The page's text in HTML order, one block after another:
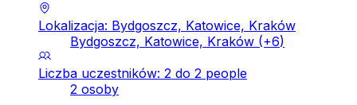
Lokalizacja: Bydgoszcz, Katowice, Kraków
Bydgoszcz, Katowice, Kraków (+6)
Liczba uczestników: 2 do 2 people
2 osoby